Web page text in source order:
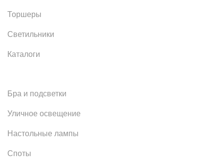
Торшеры
Светильники
Каталоги
Бра и подсветки
Уличное освещение
Настольные лампы
Споты